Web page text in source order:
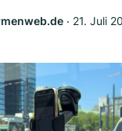
‧ 21. Juli